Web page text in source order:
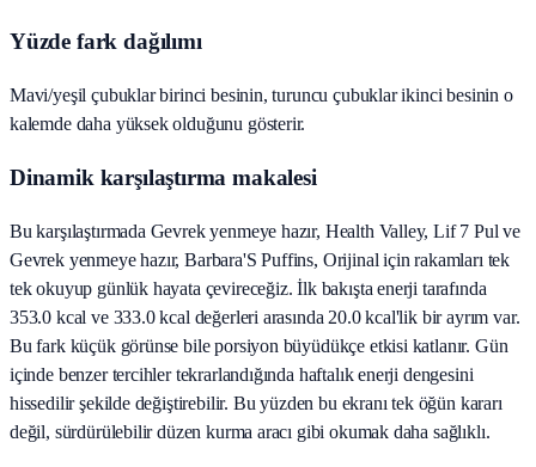
Yüzde fark dağılımı
Mavi/yeşil çubuklar birinci besinin, turuncu çubuklar ikinci besinin o
kalemde daha yüksek olduğunu gösterir.
Dinamik karşılaştırma makalesi
Bu karşılaştırmada Gevrek yenmeye hazır, Health Valley, Lif 7 Pul ve
Gevrek yenmeye hazır, Barbara'S Puffins, Orijinal için rakamları tek
tek okuyup günlük hayata çevireceğiz. İlk bakışta enerji tarafında
353.0 kcal ve 333.0 kcal değerleri arasında 20.0 kcal'lik bir ayrım var.
Bu fark küçük görünse bile porsiyon büyüdükçe etkisi katlanır. Gün
içinde benzer tercihler tekrarlandığında haftalık enerji dengesini
hissedilir şekilde değiştirebilir. Bu yüzden bu ekranı tek öğün kararı
değil, sürdürülebilir düzen kurma aracı gibi okumak daha sağlıklı.